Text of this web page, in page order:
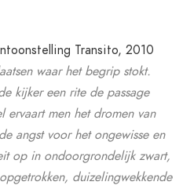
Transito, 2010
waar het begrip stokt.
kijker een rite de passage
men het dromen van
angst voor het ongewisse en
op in ondoorgrondelijk zwart,
duizelingwekkende